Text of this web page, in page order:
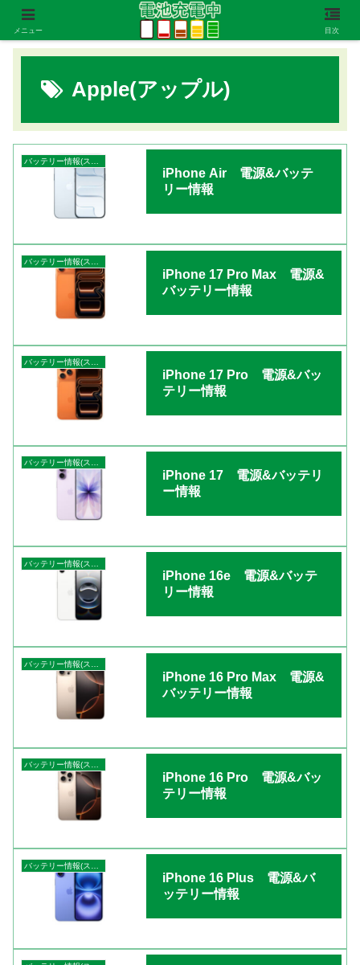
Apple(アップル)
iPhone Air 電源&バッテ
リー情報
iPhone 17 Pro Max 電源&
バッテリー情報
iPhone 17 Pro 電源&バッ
テリー情報
バッテリー情報(スマートフォン)
iPhone 17 電源&バッテリ
ー情報
iPhone 16e 電源&バッテ
リー情報
iPhone 16 Pro Max 電源&
バッテリー情報
バッテリー情報(スマートフォン)
iPhone 16 Pro 電源&バッ
テリー情報
iPhone 16 Plus 電源&バ
ッテリー情報
メニュー 目次